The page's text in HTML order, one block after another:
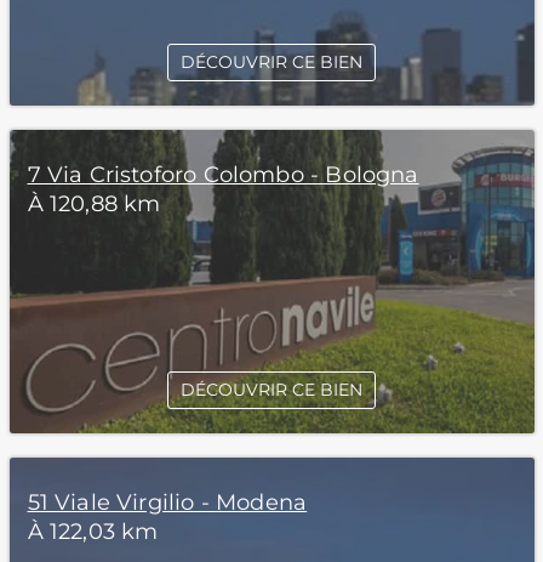
DÉCOUVRIR CE BIEN
7 Via Cristoforo Colombo - Bologna
À 120,88 km
DÉCOUVRIR CE BIEN
51 Viale Virgilio - Modena
À 122,03 km